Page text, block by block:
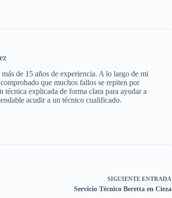
de 15 años de experiencia. A lo largo de mi
que muchos fallos se repiten por
explicada de forma clara para ayudar a
acudir a un técnico cualificado.
SIGUIENTE ENTRADA
Servicio Técnico Beretta en Cieza